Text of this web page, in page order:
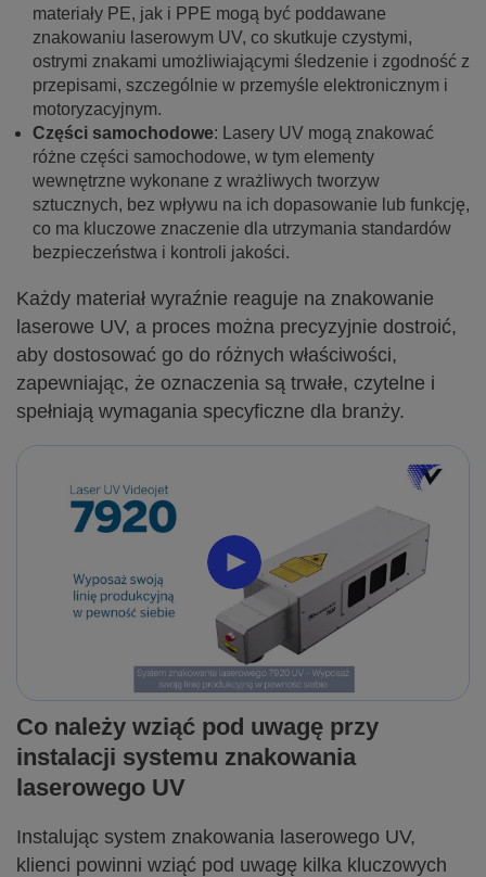
materiały PE, jak i PPE mogą być poddawane
znakowaniu laserowym UV, co skutkuje czystymi,
ostrymi znakami umożliwiającymi śledzenie i zgodność z
przepisami, szczególnie w przemyśle elektronicznym i
motoryzacyjnym.
Części samochodowe: Lasery UV mogą znakować
różne części samochodowe, w tym elementy
wewnętrzne wykonane z wrażliwych tworzyw
sztucznych, bez wpływu na ich dopasowanie lub funkcję,
co ma kluczowe znaczenie dla utrzymania standardów
bezpieczeństwa i kontroli jakości.
Każdy materiał wyraźnie reaguje na znakowanie
laserowe UV, a proces można precyzyjnie dostroić,
aby dostosować go do różnych właściwości,
zapewniając, że oznaczenia są trwałe, czytelne i
spełniają wymagania specyficzne dla branży.
Co należy wziąć pod uwagę przy
instalacji systemu znakowania
laserowego UV
Instalując system znakowania laserowego UV,
klienci powinni wziąć pod uwagę kilka kluczowych